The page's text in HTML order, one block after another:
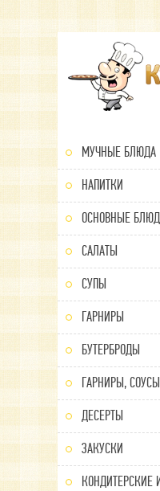
МУЧНЫЕ БЛЮДА
НАПИТКИ
ОСНОВНЫЕ
САЛАТЫ
СУПЫ
ГАРНИРЫ
БУТЕРБРОДЫ
ГАРНИРЫ,
ДЕСЕРТЫ
ЗАКУСКИ
КОНДИТЕРСКИЕ